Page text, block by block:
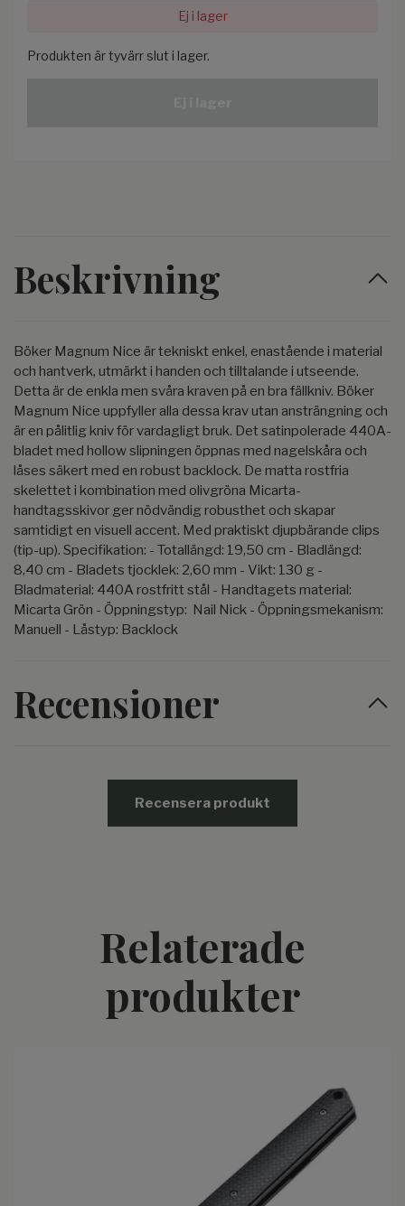
Ej i lager
Produkten är tyvärr slut i lager.
Beskrivning
Böker Magnum Nice är tekniskt enkel, enastående i material
och hantverk, utmärkt i handen och tilltalande i utseende.
Detta är de enkla men svåra kraven på en bra fällkniv. Böker
Magnum Nice uppfyller alla dessa krav utan ansträngning och
är en pålitlig kniv för vardagligt bruk. Det satinpolerade 440A-
bladet med hollow slipningen öppnas med nagelskåra och
låses säkert med en robust backlock. De matta rostfria
skelettet i kombination med olivgröna Micarta-
handtagsskivor ger nödvändig robusthet och skapar
samtidigt en visuell accent. Med praktiskt djupbärande clips
(tip-up). Specifikation: - Totallängd: 19,50 cm - Bladlängd:
8,40 cm - Bladets tjocklek: 2,60 mm - Vikt: 130 g -
Bladmaterial: 440A rostfritt stål - Handtagets material:
Micarta Grön - Öppningstyp: Nail Nick - Öppningsmekanism:
Manuell - Låstyp: Backlock
Recensioner
Recensera produkt
Relaterade
produkter